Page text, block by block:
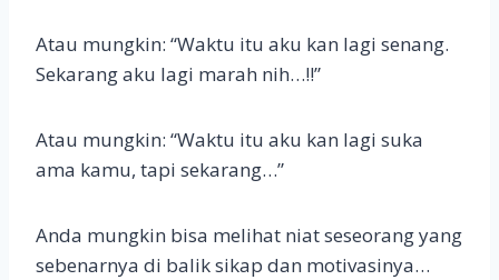
Atau mungkin: “Waktu itu aku kan lagi senang.
Sekarang aku lagi marah nih…!!”
Atau mungkin: “Waktu itu aku kan lagi suka
ama kamu, tapi sekarang…”
Anda mungkin bisa melihat niat seseorang yang
sebenarnya di balik sikap dan motivasinya…